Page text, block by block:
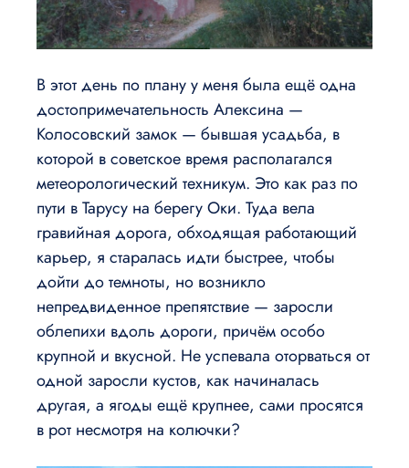
В этот день по плану у меня была ещё одна
достопримечательность Алексина —
Колосовский замок — бывшая усадьба, в
которой в советское время располагался
метеорологический техникум. Это как раз по
пути в Тарусу на берегу Оки. Туда вела
гравийная дорога, обходящая работающий
карьер, я старалась идти быстрее, чтобы
дойти до темноты, но возникло
непредвиденное препятствие — заросли
облепихи вдоль дороги, причём особо
крупной и вкусной. Не успевала оторваться от
одной заросли кустов, как начиналась
другая, а ягоды ещё крупнее, сами просятся
в рот несмотря на колючки?